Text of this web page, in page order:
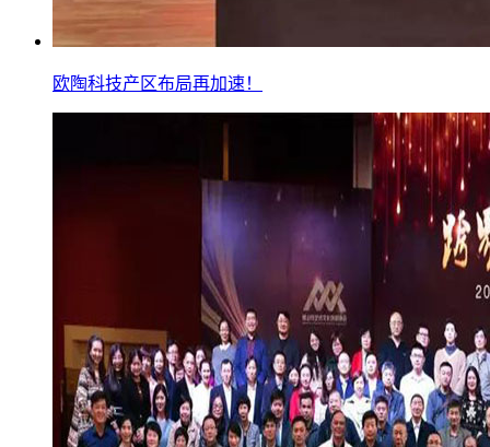
欧陶科技产区布局再加速！